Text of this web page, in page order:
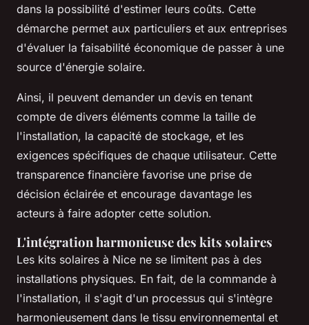
dans la possibilité d'estimer leurs coûts. Cette
démarche permet aux particuliers et aux entreprises
d'évaluer la faisabilité économique de passer à une
source d'énergie solaire.
Ainsi, il peuvent demander un devis en tenant
compte de divers éléments comme la taille de
l'installation, la capacité de stockage, et les
exigences spécifiques de chaque utilisateur. Cette
transparence financière favorise une prise de
décision éclairée et encourage davantage les
acteurs à faire adopter cette solution.
L'intégration harmonieuse des kits solaires
Les kits solaires à Nice ne se limitent pas à des
installations physiques. En fait, de la commande à
l'installation, il s'agit d'un processus qui s'intègre
harmonieusement dans le tissu environnemental et